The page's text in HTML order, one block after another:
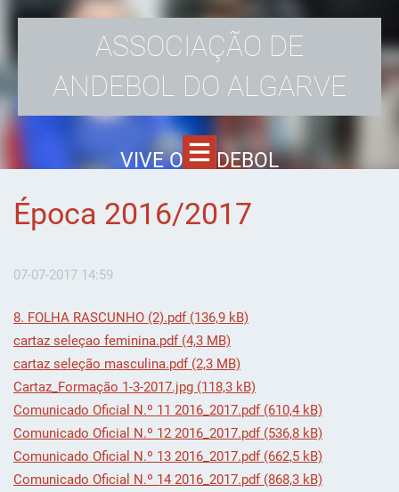
ASSOCIAÇÃO DE
ANDEBOL DO ALGARVE
VIVE O ANDEBOL
Época 2016/2017
07-07-2017 14:59
8. FOLHA RASCUNHO (2).pdf (136,9 kB)
cartaz seleçao feminina.pdf (4,3 MB)
cartaz seleção masculina.pdf (2,3 MB)
Cartaz_Formação 1-3-2017.jpg (118,3 kB)
Comunicado Oficial N.º 11 2016_2017.pdf (610,4 kB)
Comunicado Oficial N.º 12 2016_2017.pdf (536,8 kB)
Comunicado Oficial N.º 13 2016_2017.pdf (662,5 kB)
Comunicado Oficial N.º 14 2016_2017.pdf (868,3 kB)